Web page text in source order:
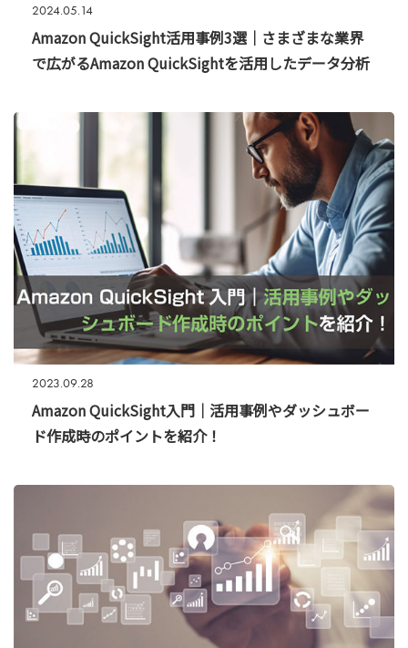
2024.05.14
Amazon QuickSight活用事例3選｜さまざまな業界
で広がるAmazon QuickSightを活用したデータ分析
2023.09.28
Amazon QuickSight入門｜活用事例やダッシュボー
ド作成時のポイントを紹介！